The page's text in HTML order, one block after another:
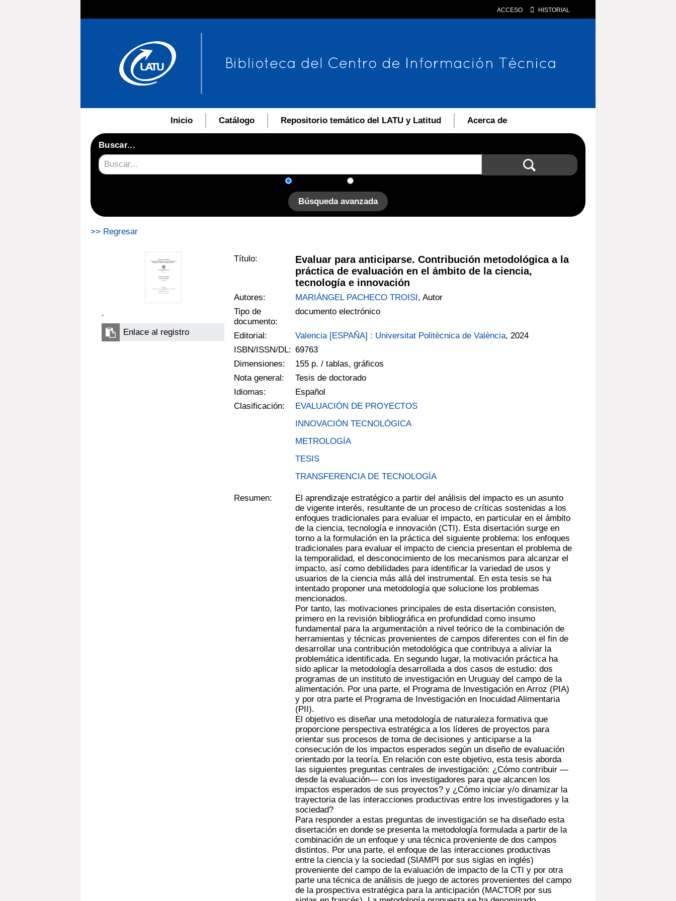
ACCESO HISTORIAL
Inicio Catálogo Repositorio temático del LATU y Latitud Acerca de
Buscar...
Búsqueda avanzada
>> Regresar
.
Enlace al registro
Título:
Evaluar para anticiparse. Contribución metodológica a la
práctica de evaluación en el ámbito de la ciencia,
tecnología e innovación
Autores: MARIÁNGEL PACHECO TROISI, Autor
Tipo de
documento:
documento electrónico
Editorial: Valencia [ESPAÑA] : Universitat Politècnica de València, 2024
ISBN/ISSN/DL: 69763
Dimensiones:
155 p. / tablas, gráficos
Nota general:
Tesis de doctorado
Idiomas:
Español
Clasificación:
EVALUACIÓN DE PROYECTOS
INNOVACIÓN TECNOLÓGICA
METROLOGÍA
TESIS
TRANSFERENCIA DE TECNOLOGÍA
Resumen:
El aprendizaje estratégico a partir del análisis del impacto es un asunto
de vigente interés, resultante de un proceso de críticas sostenidas a los
enfoques tradicionales para evaluar el impacto, en particular en el ámbito
de la ciencia, tecnología e innovación (CTI). Esta disertación surge en
torno a la formulación en la práctica del siguiente problema: los enfoques
tradicionales para evaluar el impacto de ciencia presentan el problema de
la temporalidad, el desconocimiento de los mecanismos para alcanzar el
impacto, así como debilidades para identificar la variedad de usos y
usuarios de la ciencia más allá del instrumental. En esta tesis se ha
intentado proponer una metodología que solucione los problemas
mencionados.
Por tanto, las motivaciones principales de esta disertación consisten,
primero en la revisión bibliográfica en profundidad como insumo
fundamental para la argumentación a nivel teórico de la combinación de
herramientas y técnicas provenientes de campos diferentes con el fin de
desarrollar una contribución metodológica que contribuya a aliviar la
problemática identificada. En segundo lugar, la motivación práctica ha
sido aplicar la metodología desarrollada a dos casos de estudio: dos
programas de un instituto de investigación en Uruguay del campo de la
alimentación. Por una parte, el Programa de Investigación en Arroz (PIA)
y por otra parte el Programa de Investigación en Inocuidad Alimentaria
(PII).
El objetivo es diseñar una metodología de naturaleza formativa que
proporcione perspectiva estratégica a los líderes de proyectos para
orientar sus procesos de toma de decisiones y anticiparse a la
consecución de los impactos esperados según un diseño de evaluación
orientado por la teoría. En relación con este objetivo, esta tesis aborda
las siguientes preguntas centrales de investigación: ¿Cómo contribuir —
desde la evaluación— con los investigadores para que alcancen los
impactos esperados de sus proyectos? y ¿Cómo iniciar y/o dinamizar la
trayectoria de las interacciones productivas entre los investigadores y la
sociedad?
Para responder a estas preguntas de investigación se ha diseñado esta
disertación en donde se presenta la metodología formulada a partir de la
combinación de un enfoque y una técnica proveniente de dos campos
distintos. Por una parte, el enfoque de las interacciones productivas
entre la ciencia y la sociedad (SIAMPI por sus siglas en inglés)
proveniente del campo de la evaluación de impacto de la CTI y por otra
parte una técnica de análisis de juego de actores provenientes del campo
de la prospectiva estratégica para la anticipación (MACTOR por sus